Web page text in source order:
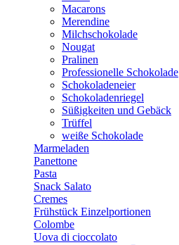
Macarons
Merendine
Milchschokolade
Nougat
Pralinen
Professionelle Schokolade
Schokoladeneier
Schokoladenriegel
Süßigkeiten und Gebäck
Trüffel
weiße Schokolade
Marmeladen
Panettone
Pasta
Snack Salato
Cremes
Frühstück Einzelportionen
Colombe
Uova di cioccolato